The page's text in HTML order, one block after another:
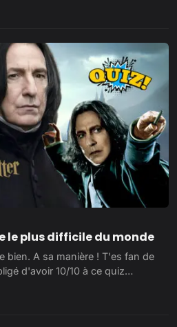
le plus difficile du monde
bien. A sa manière ! T'es fan de
d'avoir 10/10 à ce quiz…